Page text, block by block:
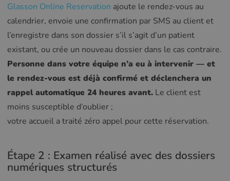
Glasson Online Reservation ajoute le rendez-vous au
calendrier, envoie une confirmation par SMS au client et
l’enregistre dans son dossier s’il s’agit d’un patient
existant, ou crée un nouveau dossier dans le cas contraire.
Personne dans votre équipe n’a eu à intervenir — et
le rendez-vous est déjà confirmé et déclenchera un
rappel automatique 24 heures avant. Le client est
moins susceptible d’oublier ;
votre accueil a traité zéro appel pour cette réservation.
Étape 2 : Examen réalisé avec des dossiers
numériques structurés